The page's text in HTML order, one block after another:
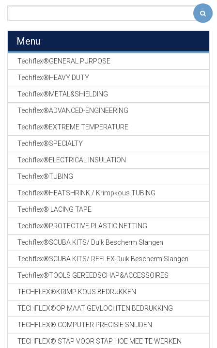
Menu
Techflex®GENERAL PURPOSE
Techflex®HEAVY DUTY
Techflex®METAL&SHIELDING
Techflex®ADVANCED-ENGINEERING
Techflex®EXTREME TEMPERATURE
Techflex®SPECIALTY
Techflex®ELECTRICAL INSULATION
Techflex®TUBING
Techflex®HEATSHRINK / Krimpkous TUBING
Techflex® LACING TAPE
Techflex®PROTECTIVE PLASTIC NETTING
Techflex®SCUBA KITS/ Duik Bescherm Slangen
Techflex®SCUBA KITS/ REFLEX Duik Bescherm Slangen
Techflex®TOOLS GEREEDSCHAP&ACCESSOIRES
TECHFLEX®KRIMP KOUS BEDRUKKEN
TECHFLEX®OP MAAT GEVLOCHTEN BEDRUKKING
TECHFLEX® COMPUTER PRECISIE SNIJDEN
TECHFLEX® STAP VOOR STAP HOE MEE TE WERKEN